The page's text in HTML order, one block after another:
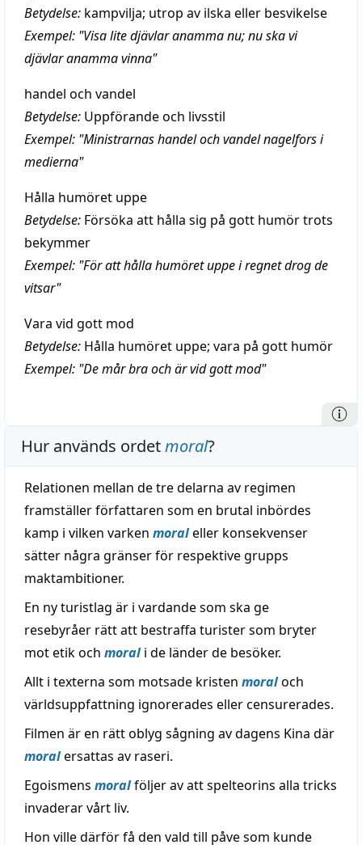
Betydelse: kampvilja; utrop av ilska eller besvikelse
Exempel: "Visa lite djävlar anamma nu; nu ska vi
djävlar anamma vinna"
handel och vandel
Betydelse: Uppförande och livsstil
Exempel: "Ministrarnas handel och vandel nagelfors i
medierna"
Hålla humöret uppe
Betydelse: Försöka att hålla sig på gott humör trots
bekymmer
Exempel: "För att hålla humöret uppe i regnet drog de
vitsar"
Vara vid gott mod
Betydelse: Hålla humöret uppe; vara på gott humör
Exempel: "De mår bra och är vid gott mod"
Hur används ordetmoral?
Relationen mellan de tre delarna av regimen
framställer författaren som en brutal inbördes
kamp i vilken varken moraleller konsekvenser
sätter några gränser för respektive grupps
maktambitioner.
En ny turistlag är i vardande som ska ge
resebyråer rätt att bestraffa turister som bryter
mot etik och morali de länder de besöker.
Allt i texterna som motsade kristen moraloch
världsuppfattning ignorerades eller censurerades.
Filmen är en rätt oblyg sågning av dagens Kina där
moralersattas av raseri.
Egoismens moralföljer av att spelteorins alla tricks
invaderar vårt liv.
Hon ville därför få den vald till påve som kunde